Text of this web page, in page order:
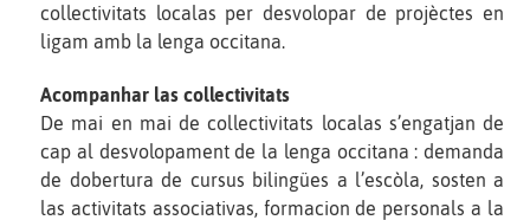
collectivitats localas per desvolopar de projèctes en
ligam amb la lenga occitana.
Acompanhar las collectivitats
De mai en mai de collectivitats localas s’engatjan de
cap al desvolopament de la lenga occitana : demanda
de dobertura de cursus bilingües a l’escòla, sosten a
las activitats associativas, formacion de personals a la